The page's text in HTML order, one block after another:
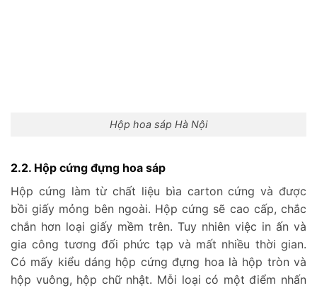
Hộp hoa sáp Hà Nội
2.2. Hộp cứng đựng hoa sáp
Hộp cứng làm từ chất liệu bìa carton cứng và được
bồi giấy mỏng bên ngoài. Hộp cứng sẽ cao cấp, chắc
chắn hơn loại giấy mềm trên. Tuy nhiên việc in ấn và
gia công tương đối phức tạp và mất nhiều thời gian.
Có mấy kiểu dáng hộp cứng đựng hoa là hộp tròn và
hộp vuông, hộp chữ nhật. Mỗi loại có một điểm nhấn